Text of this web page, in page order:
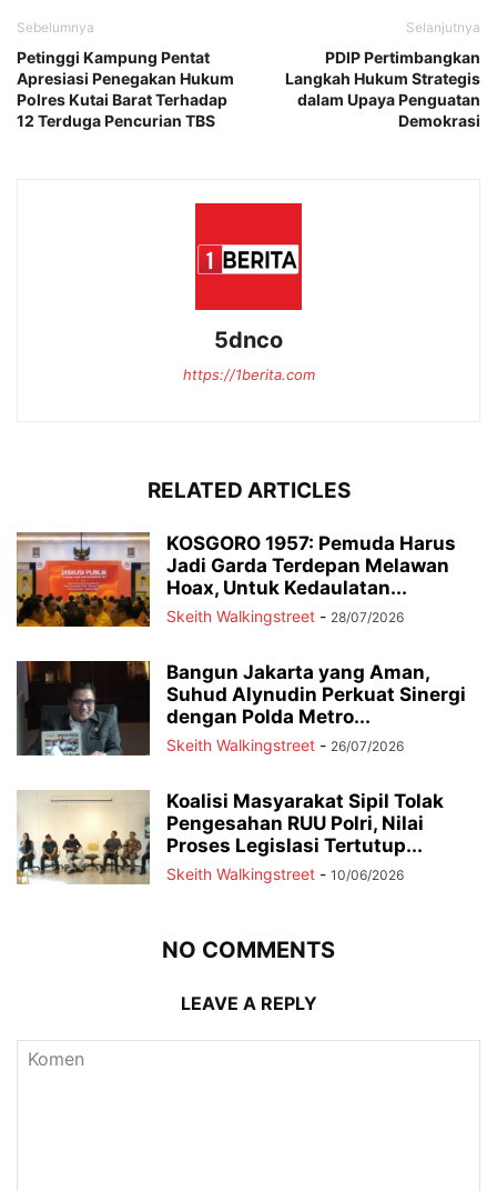
Sebelumnya
Petinggi Kampung Pentat
Apresiasi Penegakan Hukum
Polres Kutai Barat Terhadap
12 Terduga Pencurian TBS
Selanjutnya
PDIP Pertimbangkan
Langkah Hukum Strategis
dalam Upaya Penguatan
Demokrasi
5dnco
https://1berita.com
RELATED ARTICLES
KOSGORO 1957: Pemuda Harus
Jadi Garda Terdepan Melawan
Hoax, Untuk Kedaulatan...
Skeith Walkingstreet - 28/07/2026
Bangun Jakarta yang Aman,
Suhud Alynudin Perkuat Sinergi
dengan Polda Metro...
Skeith Walkingstreet - 26/07/2026
Koalisi Masyarakat Sipil Tolak
Pengesahan RUU Polri, Nilai
Proses Legislasi Tertutup...
Skeith Walkingstreet - 10/06/2026
NO COMMENTS
LEAVE A REPLY